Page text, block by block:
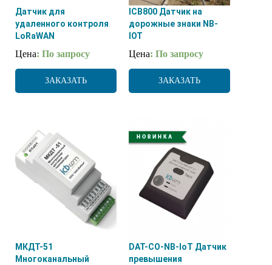
Датчик для
удаленного контроля
LoRaWAN
Цена: По запросу
ЗАКАЗАТЬ
ICB800 Датчик на
дорожные знаки NB-
IOT
Цена: По запросу
ЗАКАЗАТЬ
МКДТ-51
Многоканальный
DAT-CO-NB-IoT Датчик
превышения